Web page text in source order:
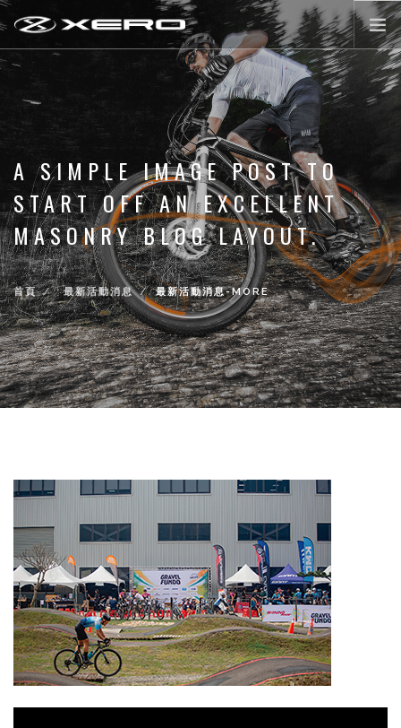
XERO WORLD
最新活動消息
登入/註冊
前往購物
LANGUAGE
A SIMPLE IMAGE POST TO
START OFF AN EXCELLENT
MASONRY BLOG LAYOUT.
首頁 最新活動消息 最新活動消息-MORE